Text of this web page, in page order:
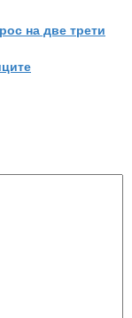
на две трети